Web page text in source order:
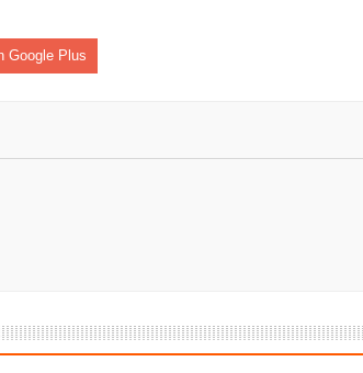
fortalece la preparación de sus municipios
fortalece la respuesta frente a
fue inmovilizado un bus que estaba siendo
Google Plus